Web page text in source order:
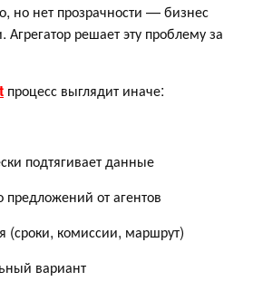
но нет прозрачности — бизнес
Агрегатор решает эту проблему за
процесс выглядит иначе:
подтягивает данные
предложений от агентов
(сроки, комиссии, маршрут)
вариант